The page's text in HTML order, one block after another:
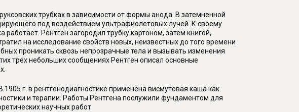
трубках в зависимости от формы анода. В затемненной
под воздействием ультрафиолетовых лучей. К своему
Рентген загородил трубку картоном, затем книгой,
на исследование свойств новых, неизвестных до того времени
проникать сквозь непрозрачные тела и вызывать изменения
трех небольших сообщениях Рентген описал основные
г. в рентгенодиагностике применена висмутовая каша как
и терапии. Работы Рентгена послужили фундаментом для
научных работ.